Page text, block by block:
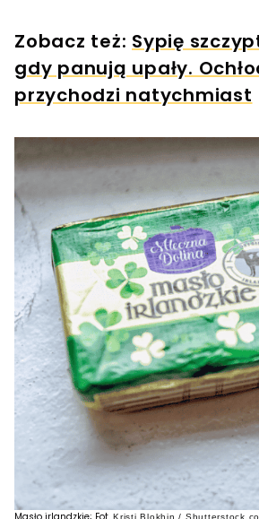
Zobacz też: Sypię
gdy panują upały.
przychodzi natychmiast
Kristi Blokhin /